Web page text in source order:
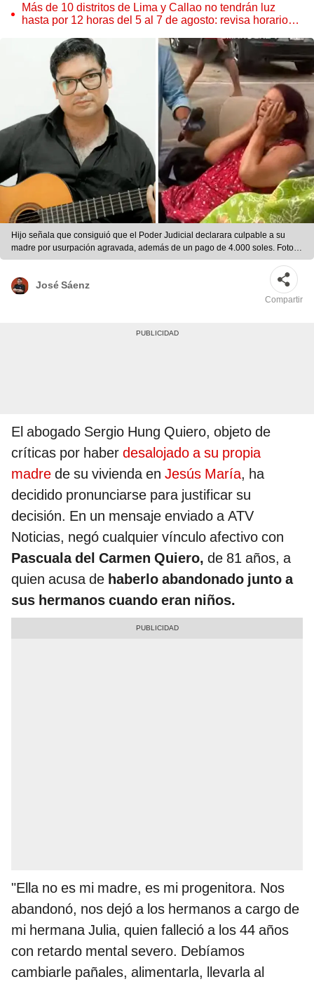
Más de 10 distritos de Lima y Callao no tendrán luz
hasta por 12 horas del 5 al 7 de agosto: revisa horarios y
Hijo señala que consiguió que el Poder Judicial declarara culpable a su
madre por usurpación agravada, además de un pago de 4.000 soles. Foto:
composición LR
José Sáenz
Compartir
El abogado Sergio Hung Quiero, objeto de
críticas por haber desalojado a su propia
madre de su vivienda en Jesús María, ha
decidido pronunciarse para justificar su
decisión. En un mensaje enviado a ATV
Noticias, negó cualquier vínculo afectivo con
Pascuala del Carmen Quiero, de 81 años, a
quien acusa de haberlo abandonado junto a
sus hermanos cuando eran niños.
"Ella no es mi madre, es mi progenitora. Nos
abandonó, nos dejó a los hermanos a cargo de
mi hermana Julia, quien falleció a los 44 años
con retardo mental severo. Debíamos
cambiarle pañales, alimentarla, llevarla al